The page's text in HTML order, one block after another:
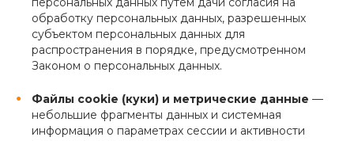
обработку персональных данных, разрешенных
субъектом персональных данных для
распространения в порядке, предусмотренном
Законом о персональных данных.
Файлы cookie (куки) и метрические данные —
небольшие фрагменты данных и системная
информация о параметрах сессии и активности